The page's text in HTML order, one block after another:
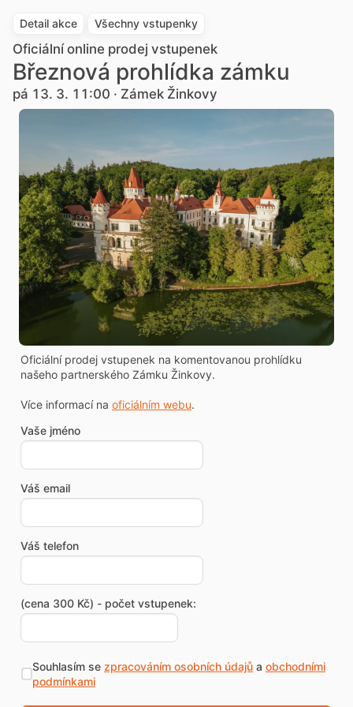
Detail akce Všechny vstupenky
Oficiální online prodej vstupenek
Březnová prohlídka zámku
pá 13. 3. 11:00 · Zámek Žinkovy
Oficiální prodej vstupenek na komentovanou prohlídku
našeho partnerského Zámku Žinkovy.
Více informací na oficiálním webu.
Vaše jméno
Váš email
Váš telefon
(cena 300 Kč) - počet vstupenek:
Souhlasím se zpracováním osobních údajůa obchodními
podmínkami